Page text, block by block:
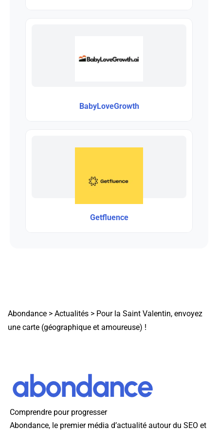
BabyLoveGrowth
Getfluence
Abondance > Actualités > Pour la Saint Valentin, envoyez
une carte (géographique et amoureuse) !
Comprendre pour progresser
Abondance, le premier média d’actualité autour du SEO et